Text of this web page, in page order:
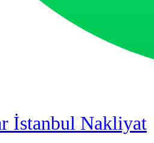
İstanbul Nakliyat